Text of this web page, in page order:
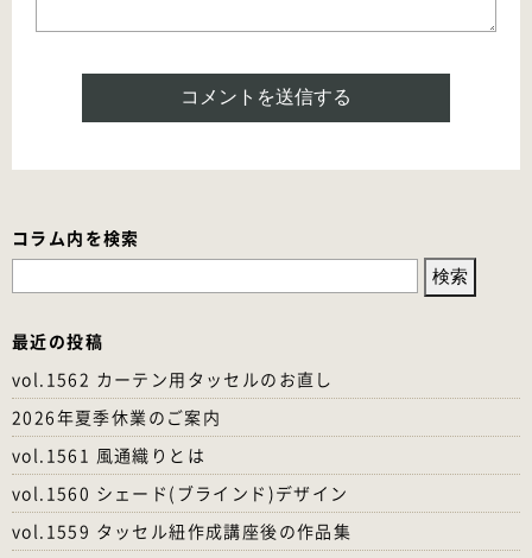
コラム内を検索
検
最近の投稿
vol.1562 カーテン用タッセルのお直し
2026年夏季休業のご案内
vol.1561 風通織りとは
vol.1560 シェード(ブラインド)デザイン
vol.1559 タッセル紐作成講座後の作品集